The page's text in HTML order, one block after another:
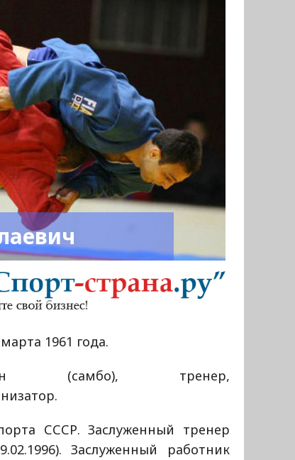
1961 года.
(самбо), тренер,
СССР. Заслуженный тренер
Заслуженный работник